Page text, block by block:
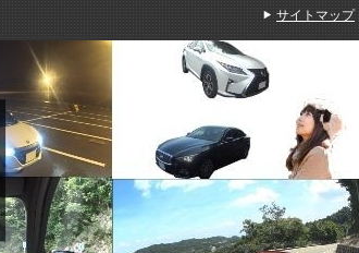
サイトマップ